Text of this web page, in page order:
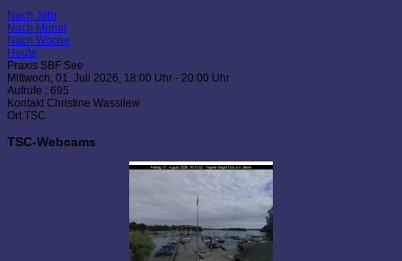
Nach Jahr
Nach Monat
Nach Woche
Heute
Praxis SBF See
Mittwoch, 01. Juli 2026, 18:00 Uhr - 20:00 Uhr
Aufrufe : 695
Kontakt Christine Wassilew
Ort TSC
TSC-Webcams